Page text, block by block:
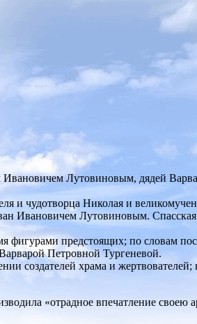
Лутовиновым, дядей
и чудотворца Николая и
Ивановичем Лутовиновым.
фигурами предстоящих; по словам
Петровной Тургеневой.
создателей храма и
«отрадное впечатление